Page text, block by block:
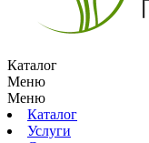
Каталог
Меню
Меню
Каталог
Услуги